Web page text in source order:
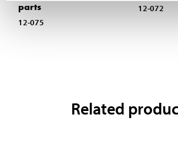
parts
12-075
12-072
Related